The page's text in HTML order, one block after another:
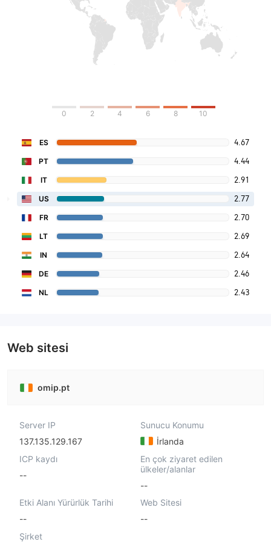
0 2 4 6 8 10
ES 4.67
PT 4.44
IT 2.91
US 2.77
FR 2.70
LT 2.69
IN 2.64
DE 2.46
NL 2.43
Web sitesi
omip.pt
Server IP
137.135.129.167
Sunucu Konumu
İrlanda
ICP kaydı
--
En çok ziyaret edilen
ülkeler/alanlar
--
Etki Alanı Yürürlük Tarihi
--
Web Sitesi
--
Şirket